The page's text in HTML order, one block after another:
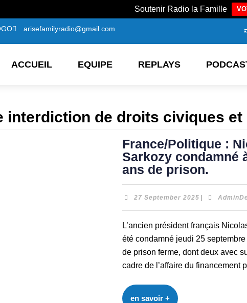
Soutenir Radio la Famille
arisefamilyradio@gmail.com
ACCUEIL EQUIPE REPLAYS
interdiction de droits civiques
France/Politique :
Sarkozy condamné
ans de prison.
27 September 2025
L’ancien président français Nicolas Sarkozy a
été condamné jeudi 25
de prison ferme, dont deux avec
cadre de l’affaire du financement
en savoir +